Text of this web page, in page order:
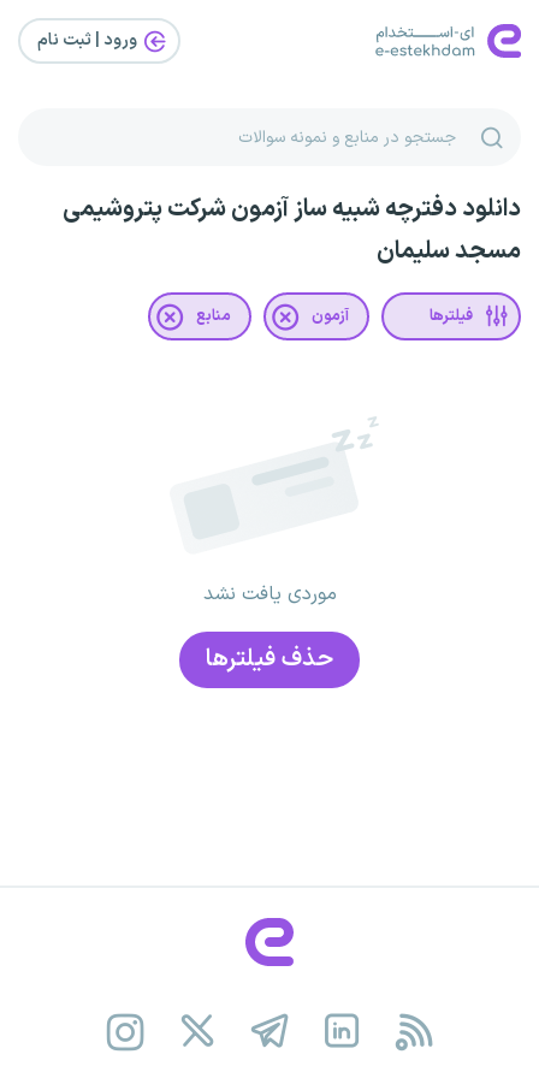
ورود | ثبت‌ نام
دانلود دفترچه شبیه ساز آزمون شرکت پتروشیمی
مسجد سلیمان
فیلترها آزمون منابع
موردی یافت نشد
حذف فیلتر‌ها